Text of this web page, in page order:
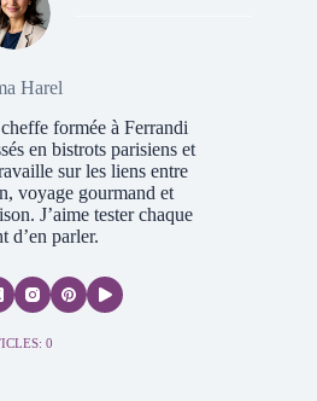
Harel
formée à Ferrandi
en bistrots parisiens et
sur les liens entre
voyage gourmand et
J’aime tester chaque
d’en parler.
0